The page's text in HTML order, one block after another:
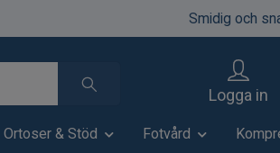
Smidig och
Logga in
Ortoser & Stöd Fotvård